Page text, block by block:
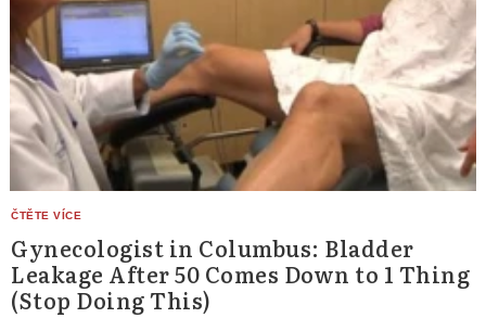
Gynecologist in Columbus: Bladder
Leakage After 50 Comes Down to 1 Thing
(Stop Doing This)